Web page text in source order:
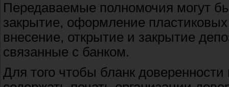
Передаваемые полномочия могут
закрытие, оформление пластиковых
внесение, открытие и закрытие
связанные с банком.
Для того чтобы бланк